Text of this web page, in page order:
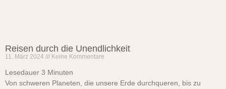
Reisen durch die Unendlichkeit
11. März 2024 Keine Kommentare
Lesedauer 3 Minuten
Von schweren Planeten, die unsere Erde durchqueren, bis zu